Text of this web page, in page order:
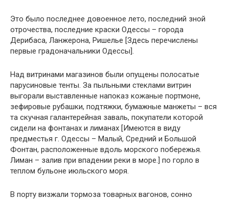
Это было последнее довоенное лето, последний зной
отрочества, последние краски Одессы – города
Дерибаса, Ланжерона, Ришелье [Здесь перечислены
первые градоначальники Одессы].
Над витринами магазинов были опущены полосатые
парусиновые тенты. За пыльными стеклами витрин
выгорали выставленные напоказ кожаные портмоне,
зефировые рубашки, подтяжки, бумажные манжеты – вся
та скучная галантерейная заваль, покупатели которой
сидели на фонтанах и лиманах [Имеются в виду
предместья г. Одессы – Малый, Средний и Большой
Фонтан, расположенные вдоль морского побережья.
Лиман – залив при впадении реки в море.] по горло в
теплом бульоне июльского моря.
В порту визжали тормоза товарных вагонов, сонно